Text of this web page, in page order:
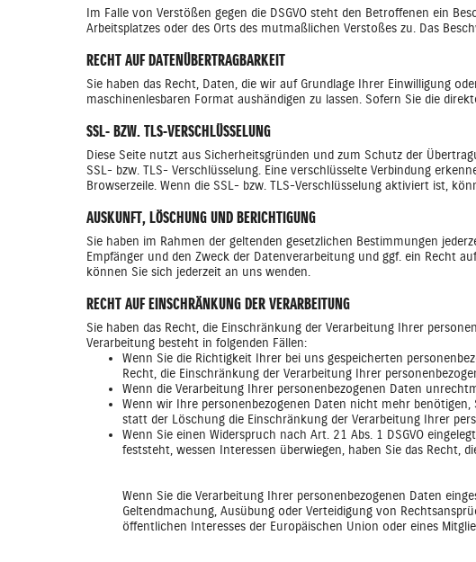
Im Falle von Verstößen gegen die DSGVO steht den Betroffenen ein
Arbeitsplatzes oder des Orts des mutmaßlichen Verstoßes zu. Das
RECHT AUF DATENÜBERTRAGBARKEIT
Sie haben das Recht, Daten, die wir auf Grundlage Ihrer Einwilligung
maschinenlesbaren Format aushändigen zu lassen. Sofern Sie die
SSL- BZW. TLS-VERSCHLÜSSELUNG
Diese Seite nutzt aus Sicherheitsgründen und zum Schutz der
SSL- bzw. TLS- Verschlüsselung. Eine verschlüsselte Verbindung
Browserzeile. Wenn die SSL- bzw. TLS-Verschlüsselung aktiviert ist,
AUSKUNFT, LÖSCHUNG UND BERICHTIGUNG
Sie haben im Rahmen der geltenden gesetzlichen Bestimmungen
Empfänger und den Zweck der Datenverarbeitung und ggf. ein Recht
können Sie sich jederzeit an uns wenden.
RECHT AUF EINSCHRÄNKUNG DER VERARBEITUNG
Sie haben das Recht, die Einschränkung der Verarbeitung Ihrer
Verarbeitung besteht in folgenden Fällen:
Wenn Sie die Richtigkeit Ihrer bei uns gespeicherten
Recht, die Einschränkung der Verarbeitung Ihrer
Wenn die Verarbeitung Ihrer personenbezogenen Daten
Wenn wir Ihre personenbezogenen Daten nicht mehr
statt der Löschung die Einschränkung der Verarbeitung Ihrer
Wenn Sie einen Widerspruch nach Art. 21 Abs. 1 DSGVO
feststeht, wessen Interessen überwiegen, haben Sie das Recht,
Wenn Sie die Verarbeitung Ihrer personenbezogenen Daten
Geltendmachung, Ausübung oder Verteidigung von
öffentlichen Interesses der Europäischen Union oder eines